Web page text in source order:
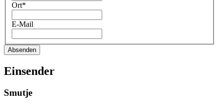
Ort*
E-Mail
Absenden
Einsender
Smutje